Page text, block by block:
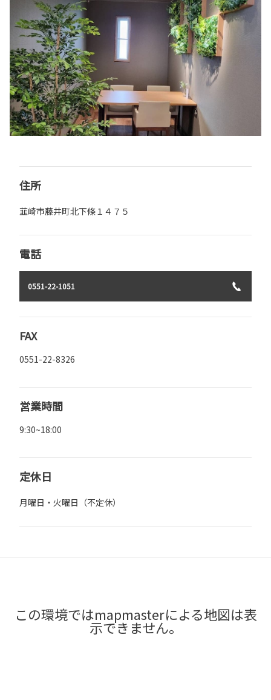
住所
韮崎市藤井町北下條１４７５
電話
0551-22-1051
FAX
0551-22-8326
営業時間
9:30~18:00
定休日
月曜日・火曜日（不定休）
この環境ではmapmasterによる地図は表
示できません。